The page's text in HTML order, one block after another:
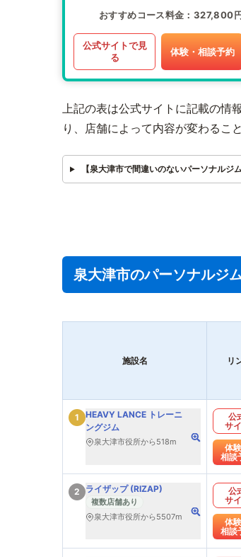
おすすめコース料金 327,800
公式サイトで見
る
体験・相談予約
上記の表は公式サイトに記載の情
り、店舗によって内容が変わるこ
【泉大津市で間違いのないパーソナルジ
泉大津市のパーソナルジ
施設名 リ
1
HEAVY LANCE トレーニ
ングジム
泉大津市役所から518m
公
サ
体
相談
2 ライザップ (RIZAP)
複数店舗あり
泉大津市役所から5507m
公
サ
体
相談